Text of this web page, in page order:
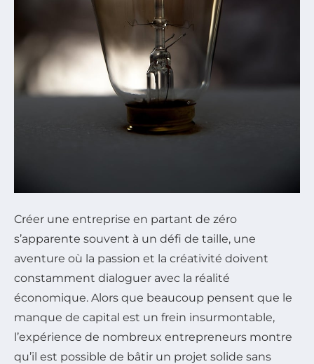
Créer une entreprise en partant de zéro
s’apparente souvent à un défi de taille, une
aventure où la passion et la créativité doivent
constamment dialoguer avec la réalité
économique. Alors que beaucoup pensent que le
manque de capital est un frein insurmontable,
l’expérience de nombreux entrepreneurs montre
qu’il est possible de bâtir un projet solide sans